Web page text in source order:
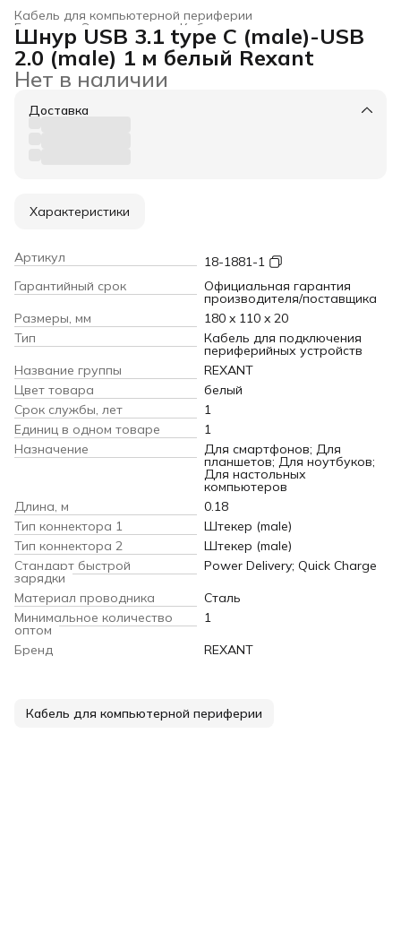
Кабель для компьютерной периферии
Кабели и переходники
Электроника
Главная
Шнур USB 3.1 type C (male)-USB
2.0 (male) 1 м белый Rexant
Нет в наличии
Доставка
Характеристики
Артикул
18-1881-1
Гарантийный срок
Официальная гарантия
производителя/поставщика
Размеры, мм
180 x 110 x 20
Тип
Кабель для подключения
периферийных устройств
Название группы
REXANT
Цвет товара
белый
Срок службы, лет
1
Единиц в одном товаре
1
Назначение
Для смартфонов; Для
планшетов; Для ноутбуков;
Для настольных
компьютеров
Длина, м
0.18
Тип коннектора 1
Штекер (male)
Тип коннектора 2
Штекер (male)
Стандарт быстрой
зарядки
Power Delivery; Quick Charge
Материал проводника
Сталь
Минимальное количество
оптом
1
Бренд
REXANT
Кабель для компьютерной периферии